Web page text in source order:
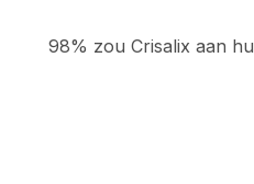
98% zou Crisalix aan